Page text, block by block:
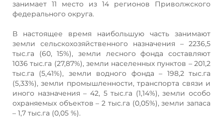
занимает 11 место из 14 регионов Приволжского
федерального округа.
В настоящее время наибольшую часть занимают
земли сельскохозяйственного назначения – 2236,5
тыс.га (60, 15%), земли лесного фонда составляют
1036 тыс.га (27,87%), земли населенных пунктов – 201,2
тыс.га (5,41%), земли водного фонда – 198,2 тыс.га
(5,33%), земли промышленности, транспорта связи и
иного назначения – 42, 5 тыс.га (1,14%), земли особо
охраняемых объектов – 2 тыс.га (0,05%), земли запаса
– 1,7 тыс.га (0,05 %).